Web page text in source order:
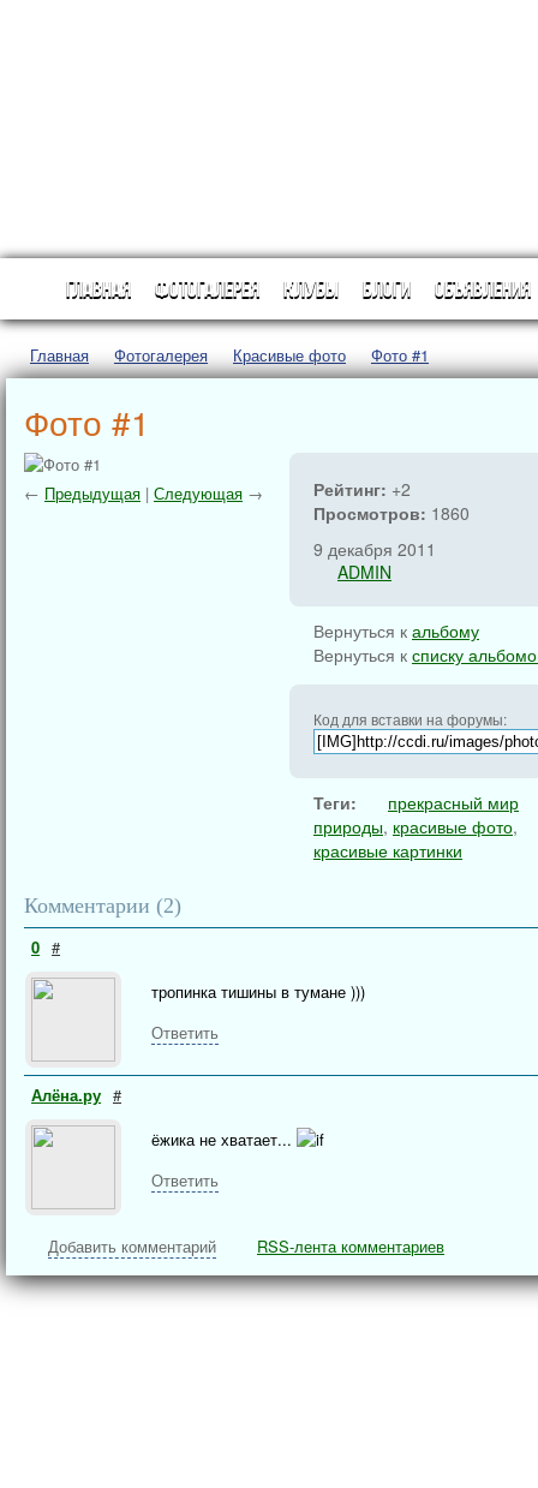
Главная Фотогалерея Клубы Блоги Объявления
Главная Фотогалерея Красивые фото Фото #1
Фото #1
← Предыдущая | Следующая → Рейтинг: +2
Просмотров: 1860
9 декабря 2011
ADMIN
Вернуться к альбому
Вернуться к списку
Код для вставки на форумы:
Теги:
прекрасный мир
природы, красивые фото,
красивые картинки
Комментарии (2)
0 #
тропинка тишины в тумане )))
Ответить
Алёна.ру #
ёжика не хватает...
Ответить
Добавить комментарий RSS-лента комментариев